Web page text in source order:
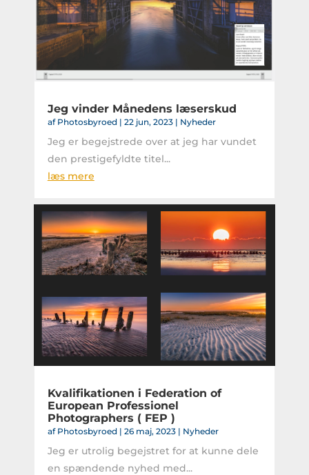
Jeg vinder Månedens læserskud
af Photosbyroed| 22 jun, 2023| Nyheder
Jeg er begejstrede over at jeg har vundet
den prestigefyldte titel...
læs mere
Kvalifikationen i Federation of
European Professionel
Photographers ( FEP )
af Photosbyroed| 26 maj, 2023| Nyheder
Jeg er utrolig begejstret for at kunne dele
en spændende nyhed med...